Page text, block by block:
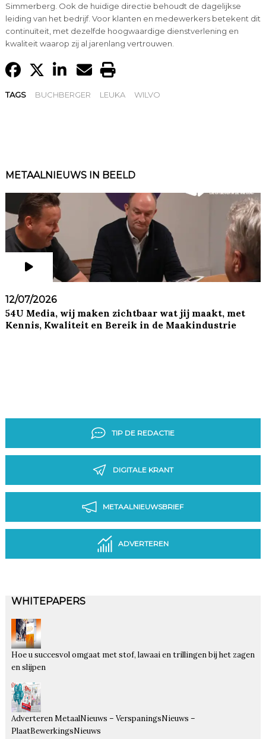
Simmerberg. Ook de huidige directie behoudt de dagelijkse
leiding van het bedrijf. Voor klanten en medewerkers betekent dit
continuïteit, met dezelfde hoogwaardige dienstverlening en
kwaliteit waarop zij al jarenlang vertrouwen.
TAGS BUCHBERGER LEUKA WILVO
METAALNIEUWS IN BEELD
12/07/2026
54U Media, wij maken zichtbaar wat jij maakt, met
Kennis, Kwaliteit en Bereik in de Maakindustrie
TIP DE REDACTIE
DIGITALE KRANT
METAALNIEUWSBRIEF
ADVERTEREN
WHITEPAPERS
Hoe u succesvol omgaat met stof, lawaai en trillingen bij het zagen
en slijpen
Adverteren MetaalNieuws – VerspaningsNieuws –
PlaatBewerkingsNieuws